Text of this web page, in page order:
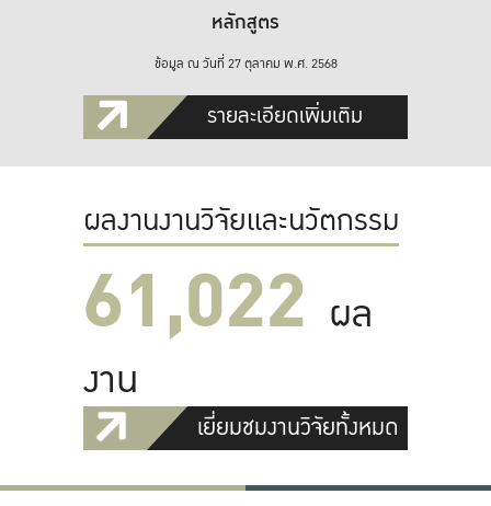
หลักสูตร
ข้อมูล ณ วันที่ 27 ตุลาคม พ.ศ. 2568
รายละเอียดเพิ่มเติม
ผลงานงานวิจัยและนวัตกรรม
61,022 ผล
งาน
เยี่ยมชมงานวิจัยทั้งหมด